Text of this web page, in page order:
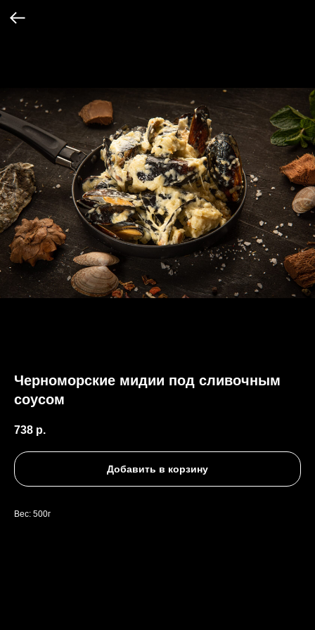
Черноморские мидии под сливочным
соусом
738 р.
Добавить в корзину
Вес: 500г